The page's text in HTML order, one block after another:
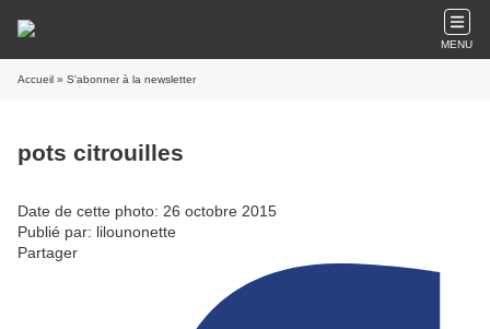
MENU
Accueil » S'abonner à la newsletter
pots citrouilles
Date de cette photo: 26 octobre 2015
Publié par: lilounonette
Partager